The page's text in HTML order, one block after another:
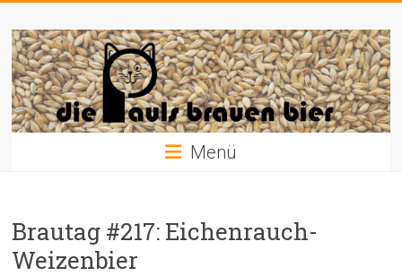
Inhalt
springen
Die
Pauls
brauen
Bier
Menü
Brautag #217: Eichenrauch-
Weizenbier